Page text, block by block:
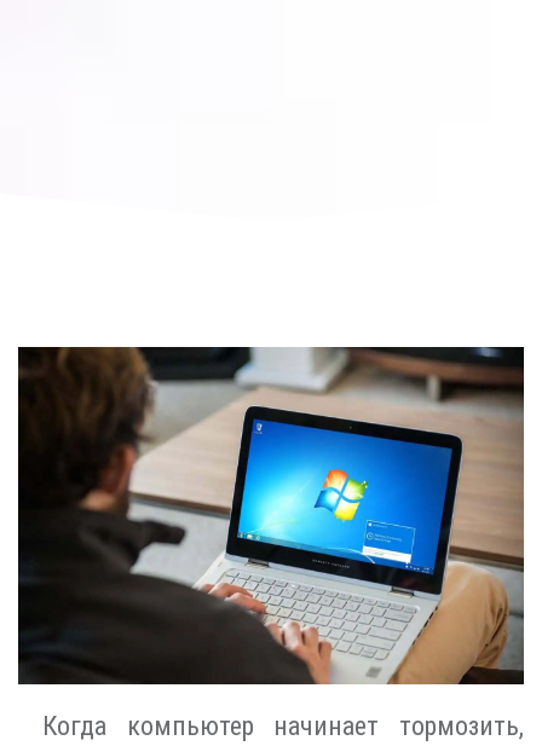
Когда компьютер начинает тормозить,